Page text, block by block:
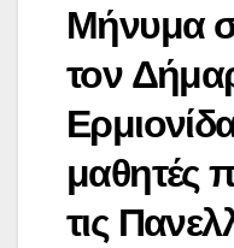
Μήνυμα
τον
μαθητές
τις